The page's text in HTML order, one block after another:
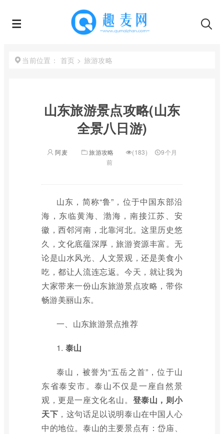
当前位置： 首页 > 旅游攻略
山东旅游景点攻略(山东
全景八日游)
阿麦 旅游攻略 (183)
9个月
前
山东，简称“鲁”，位于中国东部沿
海，东临黄海、渤海，南接江苏、安
徽，西邻河南，北靠河北。这里历史悠
久，文化底蕴深厚，旅游资源丰富。无
论是山水风光、人文景观，还是美食小
吃，都让人流连忘返。今天，就让我为
大家带来一份山东旅游景点攻略，带你
畅游美丽山东。
一、山东旅游景点推荐
1. 泰山
泰山，被誉为“五岳之首”，位于山
东省泰安市。泰山不仅是一座自然景
观，更是一座文化名山。 登泰山，则小
天下 ，这句话足以说明泰山在中国人心
中的地位。泰山的主要景点有：岱庙、